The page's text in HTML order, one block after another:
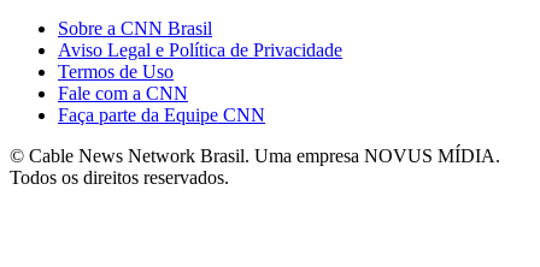
Sobre a CNN Brasil
Aviso Legal e Política de Privacidade
Termos de Uso
Fale com a CNN
Faça parte da Equipe CNN
© Cable News Network Brasil. Uma empresa NOVUS MÍDIA.
Todos os direitos reservados.